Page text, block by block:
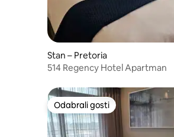
Stan – Pretoria
514 Regency Hotel Apartman
Odabrali gosti
Odabrali gosti